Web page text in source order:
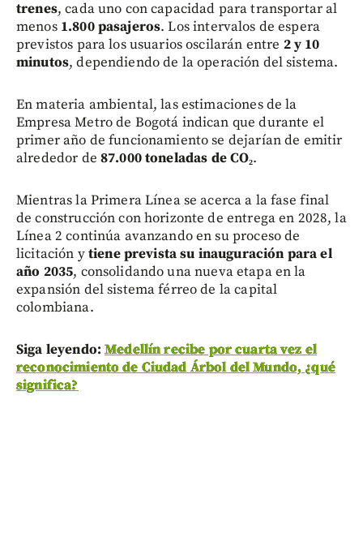
trenes, cada uno con capacidad para transportar al
menos 1.800 pasajeros. Los intervalos de espera
previstos para los usuarios oscilarán entre 2 y 10
minutos, dependiendo de la operación del sistema.
En materia ambiental, las estimaciones de la
Empresa Metro de Bogotá indican que durante el
primer año de funcionamiento se dejarían de emitir
alrededor de 87.000 toneladas de CO₂.
Mientras la Primera Línea se acerca a la fase final
de construcción con horizonte de entrega en 2028, la
Línea 2 continúa avanzando en su proceso de
licitación ytiene prevista su inauguración para el
año 2035, consolidando una nueva etapa en la
expansión del sistema férreo de la capital
colombiana.
Siga leyendo:Medellín recibe por cuarta vez el
reconocimiento de Ciudad Árbol del Mundo, ¿qué
significa?